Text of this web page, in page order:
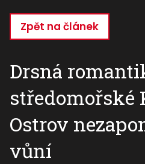
hlavnímu
Zpět na článek
Drsná
středomořské
Ostrov
vůní